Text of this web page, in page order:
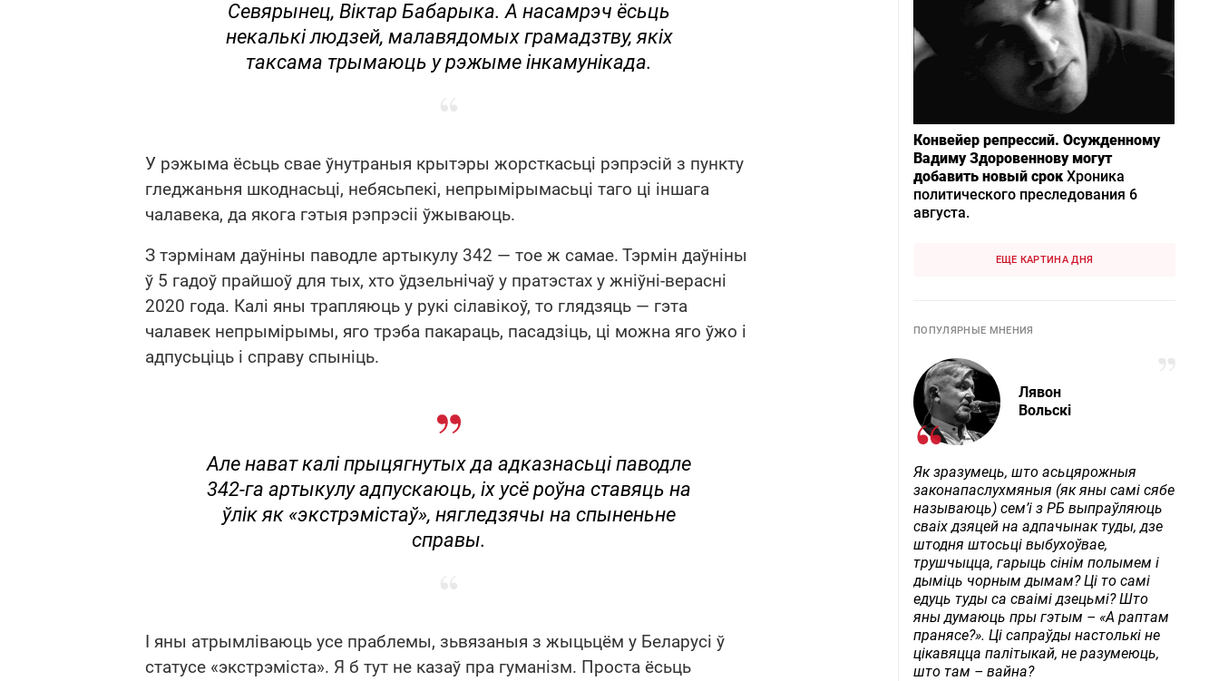
Севярынец, Віктар Бабарыка. А насамрэч ёсьць
некалькі людзей, малавядомых грамадзтву, якіх
таксама трымаюць у рэжыме інкамунікада.
У рэжыма ёсьць свае ўнутраныя крытэры жорсткасьці рэпрэсій з пункту
гледжаньня шкоднасьці, небясьпекі, непрымірымасьці таго ці іншага
чалавека, да якога гэтыя рэпрэсіі ўжываюць.
З тэрмінам даўніны паводле артыкулу 342 — тое ж самае. Тэрмін даўніны
ў 5 гадоў прайшоў для тых, хто ўдзельнічаў у пратэстах у жніўні-верасні
2020 года. Калі яны трапляюць у рукі сілавікоў, то глядзяць — гэта
чалавек непрымірымы, яго трэба пакараць, пасадзіць, ці можна яго ўжо і
адпусьціць і справу спыніць.
Але нават калі прыцягнутых да адказнасьці паводле
342-га артыкулу адпускаюць, іх усё роўна ставяць на
ўлік як «экстрэмістаў», нягледзячы на спыненьне
справы.
І яны атрымліваюць усе праблемы, зьвязаныя з жыцьцём у Беларусі ў
статусе «экстрэміста». Я б тут не казаў пра гуманізм. Проста ёсьць
Конвейер репрессий. Осужденному
Вадиму Здоровеннову могут
добавить новый срок Хроника
политического преследования 6
августа.
ЕЩЕ КАРТИНА ДНЯ
ПОПУЛЯРНЫЕ МНЕНИЯ
Лявон
Вольскі
Як зразумець, што асьцярожныя
законапаслухмяныя (як яны самі сябе
называюць) сем’і з РБ выпраўляюць
сваіх дзяцей на адпачынак туды, дзе
штодня штосьці выбухоўвае,
трушчыцца, гарыць сінім полымем і
дыміць чорным дымам? Ці то самі
едуць туды са сваімі дзецьмі? Што
яны думаюць пры гэтым – «А раптам
пранясе?». Ці сапраўды настолькі не
цікавяцца палітыкай, не разумеюць,
што там – вайна?